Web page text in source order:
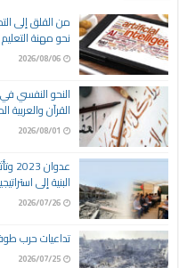
من القلق إلى
نحو مهنة التعليم
2026/08/06
النحو النفسي
القرآن والعربية
2026/08/01
البنية إلى
2026/07/26
تداعيات حرب
2026/07/25